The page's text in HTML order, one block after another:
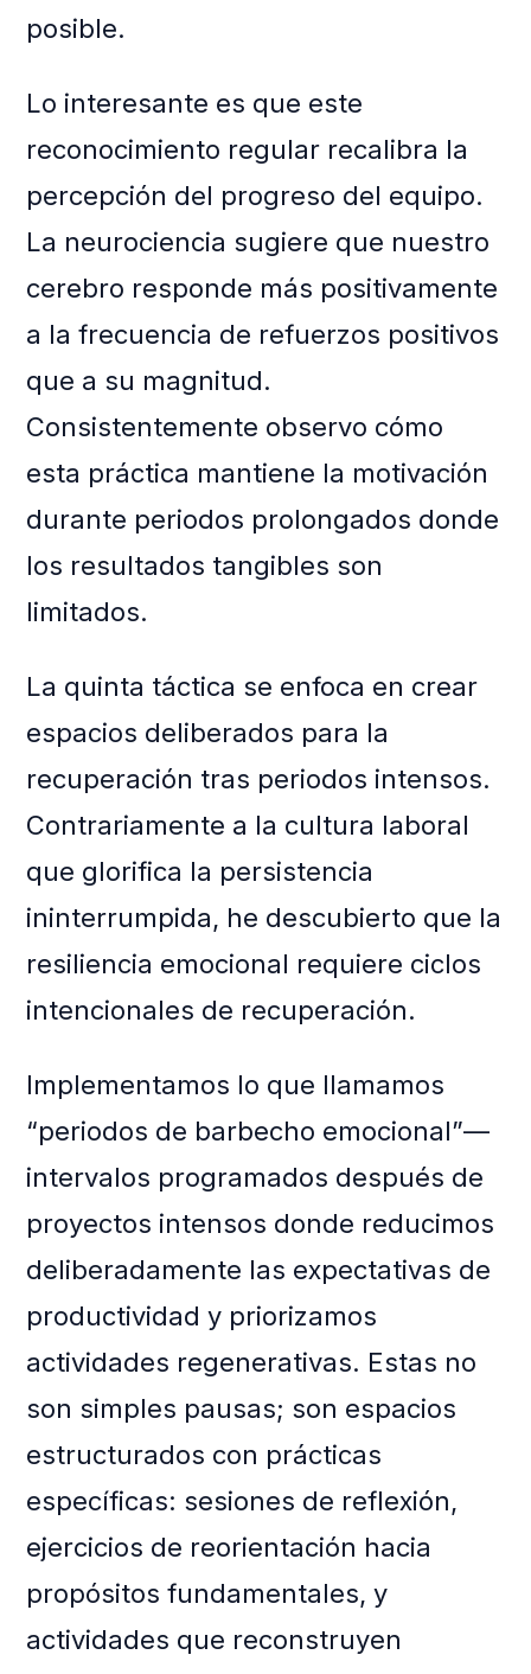
posible.
Lo interesante es que este
reconocimiento regular recalibra la
percepción del progreso del equipo.
La neurociencia sugiere que nuestro
cerebro responde más positivamente
a la frecuencia de refuerzos positivos
que a su magnitud.
Consistentemente observo cómo
esta práctica mantiene la motivación
durante periodos prolongados donde
los resultados tangibles son
limitados.
La quinta táctica se enfoca en crear
espacios deliberados para la
recuperación tras periodos intensos.
Contrariamente a la cultura laboral
que glorifica la persistencia
ininterrumpida, he descubierto que la
resiliencia emocional requiere ciclos
intencionales de recuperación.
Implementamos lo que llamamos
“periodos de barbecho emocional”—
intervalos programados después de
proyectos intensos donde reducimos
deliberadamente las expectativas de
productividad y priorizamos
actividades regenerativas. Estas no
son simples pausas; son espacios
estructurados con prácticas
específicas: sesiones de reflexión,
ejercicios de reorientación hacia
propósitos fundamentales, y
actividades que reconstruyen